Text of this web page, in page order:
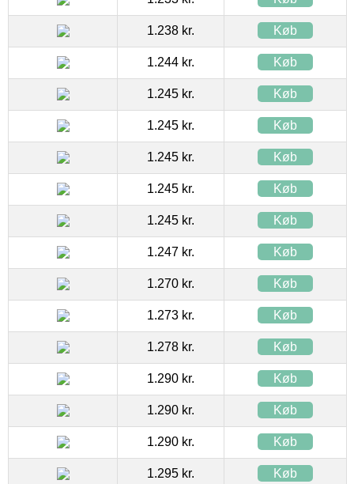
1.238 kr. Køb
1.244 kr. Køb
1.245 kr. Køb
1.245 kr. Køb
1.245 kr. Køb
1.245 kr. Køb
1.245 kr. Køb
1.247 kr. Køb
1.270 kr. Køb
1.273 kr. Køb
1.278 kr. Køb
1.290 kr. Køb
1.290 kr. Køb
1.290 kr. Køb
1.295 kr. Køb